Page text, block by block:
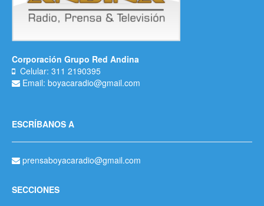
Corporación Grupo Red Andina
Celular: 311 2190395
Email: boyacaradio@gmail.com
ESCRÍBANOS A
prensaboyacaradio@gmail.com
SECCIONES